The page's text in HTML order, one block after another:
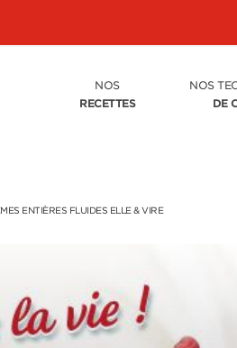
NOS
RECETTES
NOS
DE
ENTIÈRES FLUIDES ELLE & VIRE